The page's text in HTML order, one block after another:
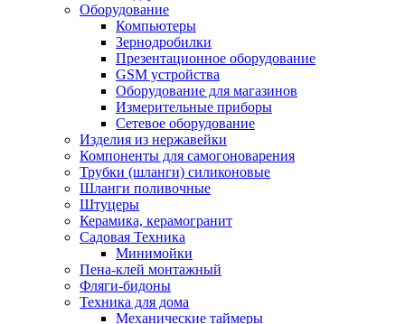
Оборудование
Компьютеры
Зернодробилки
Презентационное оборудование
GSM устройства
Оборудование для магазинов
Измерительные приборы
Сетевое оборудование
Изделия из нержавейки
Компоненты для самогоноварения
Трубки (шланги) силиконовые
Шланги поливочные
Штуцеры
Керамика, керамогранит
Садовая Техника
Минимойки
Пена-клей монтажный
Фляги-бидоны
Техника для дома
Механические таймеры